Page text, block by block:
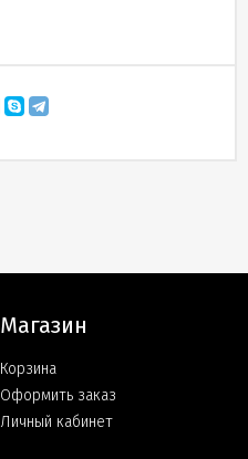
Магазин
Корзина
Оформить заказ
Личный кабинет